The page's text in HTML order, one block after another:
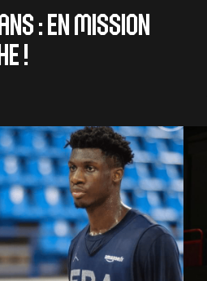
: En mission
!